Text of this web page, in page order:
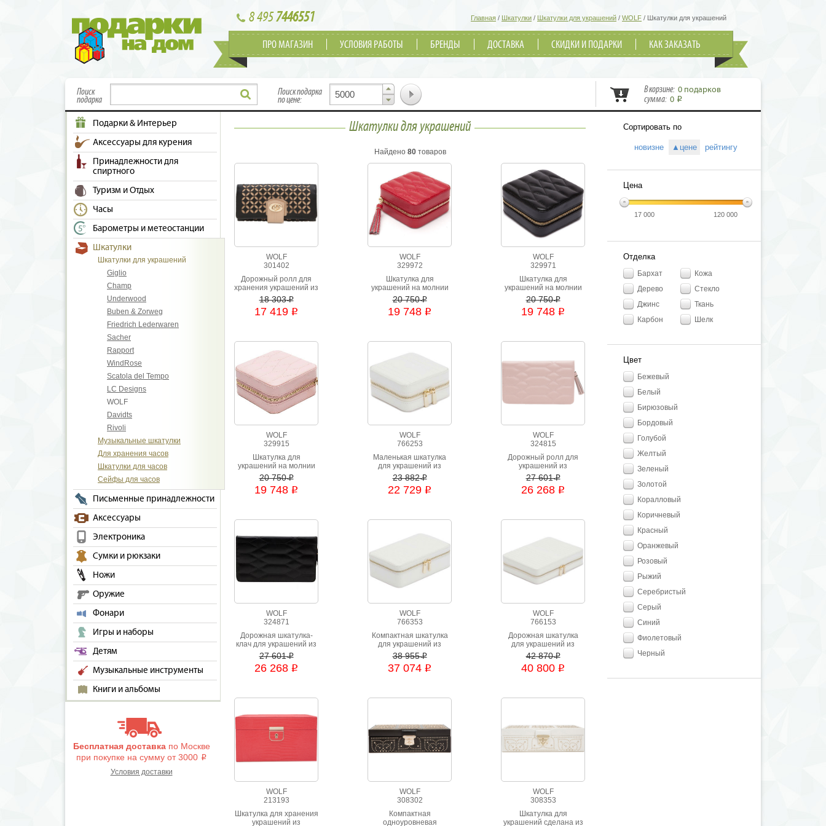
8 4957446551 Главная / Шкатулки / Шкатулки для украшений / WOLF / Шкатулки для украшений
ПРО МАГАЗИН УСЛОВИЯ РАБОТЫ БРЕНДЫ ДОСТАВКА СКИДКИ И ПОДАРКИ КАК ЗАКАЗАТЬ
Поиск
подарка
Поиск подарка
по цене:
В корзине: 0 подарков
сумма: 0 i
Подарки & Интерьер
Аксессуары для курения
Принадлежности для
спиртного
Туризм и Отдых
Часы
Барометры и метеостанции
Шкатулки
Шкатулки для украшений
Giglio
Champ
Underwood
Buben & Zorweg
Friedrich Lederwaren
Sacher
Rapport
WindRose
Scatola del Tempo
LC Designs
WOLF
Davidts
Rivoli
Музыкальные шкатулки
Для хранения часов
Шкатулки для часов
Сейфы для часов
Письменные принадлежности
Аксессуары
Электроника
Сумки и рюкзаки
Ножи
Оружие
Фонари
Игры и наборы
Детям
Музыкальные инструменты
Книги и альбомы
Бесплатная доставкапо Москве
при покупке на сумму от 3000 i
Условия доставки
Шкатулки для украшений
Найдено 80товаров
WOLF
301402
Дорожный ролл для
хранения украшений из
коллекции Chloe,
изготовлен из
высококачественной
рисунком.
18 303i
17 419 i
WOLF
329972
Шкатулка для
украшений на молнии
из натуральной кожи
красного цвета
20 750i
19 748 i
WOLF
329971
Шкатулка для
украшений на молнии
из натуральной кожи
черного цвета
20 750i
19 748 i
WOLF
329915
Шкатулка для
украшений на молнии
из натуральной кожи
розового цвета
20 750i
19 748 i
WOLF
766253
Маленькая шкатулка
для украшений из
натуральной кожи
23 882i
22 729 i
WOLF
324815
Дорожный ролл для
украшений из
натуральной кожи
розового цвета.
27 601i
26 268 i
WOLF
324871
Дорожная шкатулка-
клач для украшений из
натуральной кожи
черного цвета
27 601i
26 268 i
WOLF
766353
Компактная шкатулка
для украшений из
натуральной кожи
38 955i
37 074 i
WOLF
766153
Дорожная шкатулка
для украшений из
натуральной кожи
42 870i
40 800 i
WOLF
213193
Шкатулка для хранения
украшений из
WOLF
308302
Компактная
одноуровневая
WOLF
308353
Шкатулка для
украшений сделана из
Сортировать по
новизне ▲цене рейтингу
Цена
17 000 120 000
Отделка
Бархат
Дерево
Джинс
Карбон
Кожа
Стекло
Ткань
Шелк
Цвет
Бежевый
Белый
Бирюзовый
Бордовый
Голубой
Желтый
Зеленый
Золотой
Коралловый
Коричневый
Красный
Оранжевый
Розовый
Рыжий
Серебристый
Серый
Синий
Фиолетовый
Черный